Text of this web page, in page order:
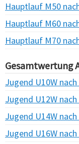
Hauptlauf M50
Hauptlauf M60
Hauptlauf M70
Gesamtwertung
Jugend U10W
Jugend U12W
Jugend U14W
Jugend U16W